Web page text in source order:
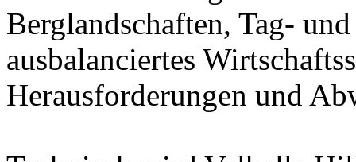
Berglandschaften, Tag-
ausbalanciertes
Herausforderungen und